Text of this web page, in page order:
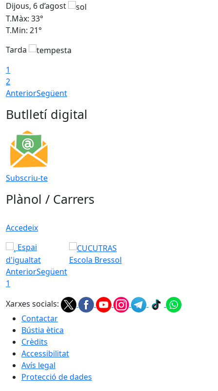
Dijous, 6 d’agost
T.Màx: 33°
T.Min: 21°
Tarda
1
2
AnteriorSegüent
Butlletí digital
Subscriu-te
Plànol / Carrers
Accedeix
Espai
d'igualtat
Escola Bressol
AnteriorSegüent
1
Xarxes socials:
Contactar
Bústia ètica
Crèdits
Accessibilitat
Avís legal
Protecció de dades